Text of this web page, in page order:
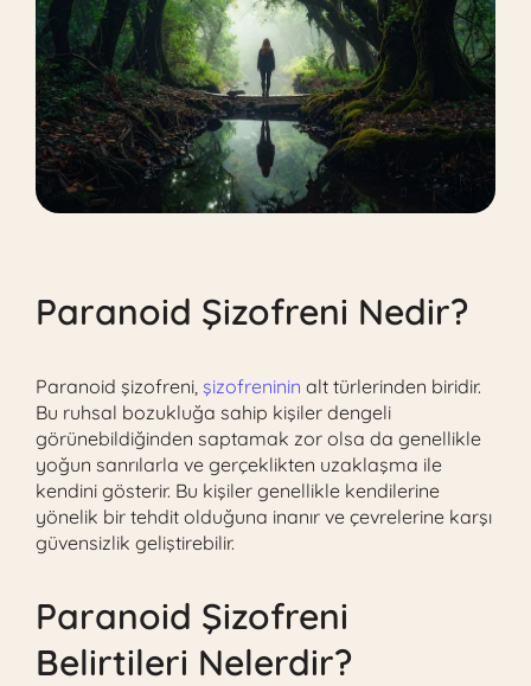
Paranoid Şizofreni Nedir?
Paranoid şizofreni, şizofreninin alt türlerinden biridir.
Bu ruhsal bozukluğa sahip kişiler dengeli
görünebildiğinden saptamak zor olsa da genellikle
yoğun sanrılarla ve gerçeklikten uzaklaşma ile
kendini gösterir. Bu kişiler genellikle kendilerine
yönelik bir tehdit olduğuna inanır ve çevrelerine karşı
güvensizlik geliştirebilir.
Paranoid Şizofreni
Belirtileri Nelerdir?